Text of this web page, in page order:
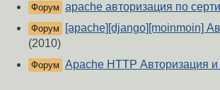
Форум apache авторизация по
Форум
[apache][django][moinmoin]
(2010)
Форум Apache HTTP Авторизация